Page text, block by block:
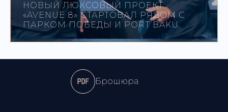
НОВЫЙ ЛЮКСОВЫЙ ПРОЕКТ
«AVENUE 8» СТАРТОВАЛ РЯДОМ С
ПАРКОМ ПОБЕДЫ И PORT BAKU
Брошюра